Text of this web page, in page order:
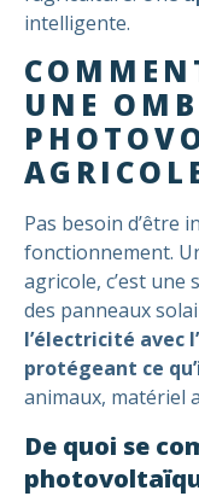
intelligente.
UNE
Pas besoin d’être
fonctionnement.
agricole, c’est
des panneaux
l’électricité avec
protégeant ce
animaux, matériel
De quoi se